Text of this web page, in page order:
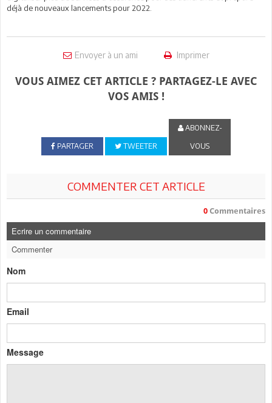
déjà de nouveaux lancements pour 2022.
Envoyer à un ami Imprimer
VOUS AIMEZ CET ARTICLE ? PARTAGEZ-LE AVEC
VOS AMIS !
PARTAGER TWEETER
ABONNEZ-
VOUS
COMMENTER CET ARTICLE
0 Commentaires
Ecrire un commentaire
Commenter
Nom
Email
Message